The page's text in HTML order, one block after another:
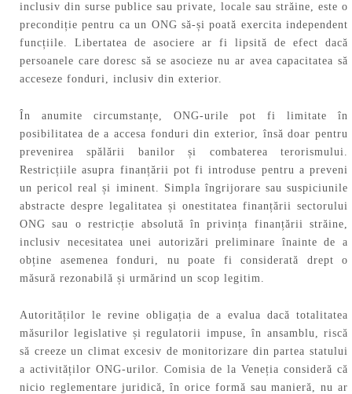
inclusiv din surse publice sau private, locale sau străine, este o
precondiție pentru ca un ONG să-și poată exercita independent
funcțiile. Libertatea de asociere ar fi lipsită de efect dacă
persoanele care doresc să se asocieze nu ar avea capacitatea să
acceseze fonduri, inclusiv din exterior.
În anumite circumstanțe, ONG-urile pot fi limitate în
posibilitatea de a accesa fonduri din exterior, însă doar pentru
prevenirea spălării banilor și combaterea terorismului.
Restricțiile asupra finanțării pot fi introduse pentru a preveni
un pericol real și iminent. Simpla îngrijorare sau suspiciunile
abstracte despre legalitatea și onestitatea finanțării sectorului
ONG sau o restricție absolută în privința finanțării străine,
inclusiv necesitatea unei autorizări preliminare înainte de a
obține asemenea fonduri, nu poate fi considerată drept o
măsură rezonabilă și urmărind un scop legitim.
Autorităților le revine obligația de a evalua dacă totalitatea
măsurilor legislative și regulatorii impuse, în ansamblu, riscă
să creeze un climat excesiv de monitorizare din partea statului
a activităților ONG-urilor. Comisia de la Veneția consideră că
nicio reglementare juridică, în orice formă sau manieră, nu ar